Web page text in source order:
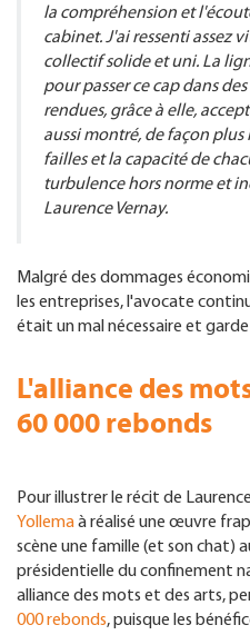
la compréhension et
cabinet. J'ai ressenti assez
collectif solide et uni. La
pour passer ce cap dans
rendues, grâce à elle,
aussi montré, de façon
failles et la capacité de
turbulence hors norme et
Laurence Vernay.
Malgré des dommages
les entreprises, l'avocate
était un mal nécessaire et
L'alliance des
60 000 rebonds
Pour illustrer le récit de
Yollemaà réalisé une œuvre
scène une famille (et son chat)
présidentielle du confinement
alliance des mots et des arts,
000 rebonds, puisque les